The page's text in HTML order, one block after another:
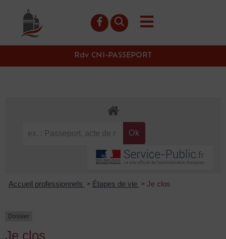
principal
Rdv CNI-PASSEPORT
Accueil professionnels > Étapes de vie > Je clos
Dossier
Je clos